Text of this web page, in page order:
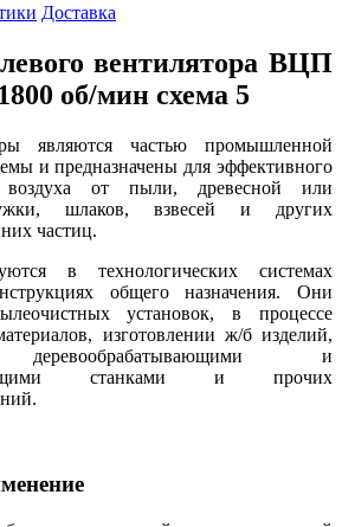
Доставка
вентилятора ВЦП
об/мин схема 5
являются частью промышленной
и предназначены для эффективного
воздуха от пыли, древесной или
шлаков, взвесей и других
частиц.
в технологических системах
общего назначения. Они
установок, в процессе
изготовлении ж/б изделий,
и
станками и прочих